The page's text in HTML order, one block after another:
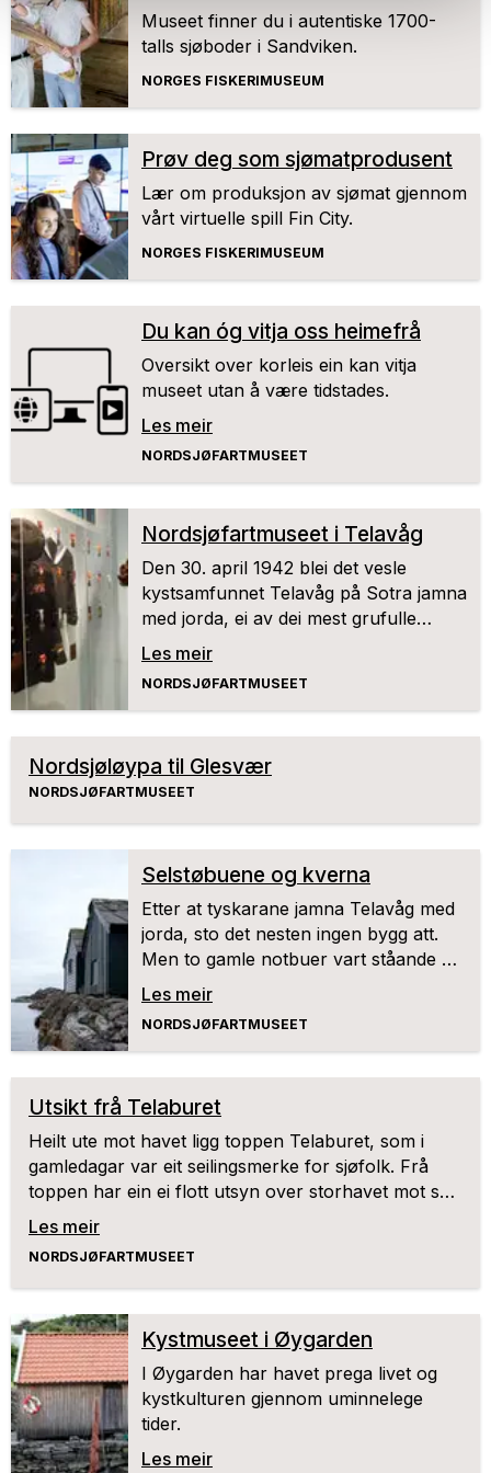
Museet finner du i autentiske 1700-
talls sjøboder i Sandviken.
NORGES FISKERIMUSEUM
Prøv deg som sjømatprodusent
Lær om produksjon av sjømat gjennom
vårt virtuelle spill Fin City.
NORGES FISKERIMUSEUM
Du kan óg vitja oss heimefrå
Oversikt over korleis ein kan vitja
museet utan å være tidstades.
Les meir
NORDSJØFARTMUSEET
Nordsjøfartmuseet i Telavåg
Den 30. april 1942 blei det vesle
kystsamfunnet Telavåg på Sotra jamna
med jorda, ei av dei mest grufulle
hendingane i norsk krigshistorie.
Les meir
NORDSJØFARTMUSEET
Nordsjøløypa til Glesvær
NORDSJØFARTMUSEET
Selstøbuene og kverna
Etter at tyskarane jamna Telavåg med
jorda, sto det nesten ingen bygg att.
Men to gamle notbuer vart ståande på
Selstø.
Les meir
NORDSJØFARTMUSEET
Utsikt frå Telaburet
Heilt ute mot havet ligg toppen Telaburet, som i
gamledagar var eit seilingsmerke for sjøfolk. Frå
toppen har ein ei flott utsyn over storhavet mot sør
og vest, og over Telavåg og Nordsjøfartmuseet.
Les meir
NORDSJØFARTMUSEET
Kystmuseet i Øygarden
I Øygarden har havet prega livet og
kystkulturen gjennom uminnelege
tider.
Les meir